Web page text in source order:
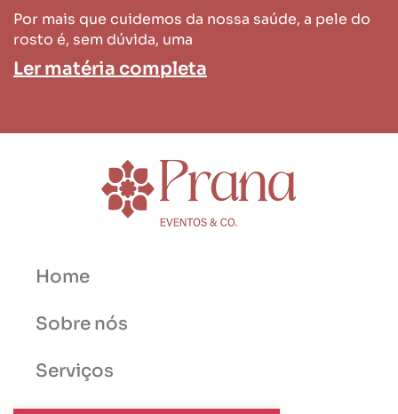
Por mais que cuidemos da nossa saúde, a pele do
rosto é, sem dúvida, uma
Ler matéria completa
Home
Sobre nós
Serviços